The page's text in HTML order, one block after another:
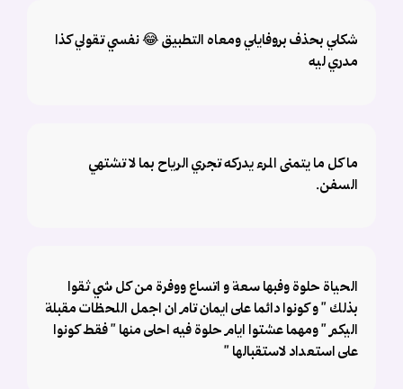
شكلي بحذف بروفايلي ومعاه التطبيق 😂 نفسي تقولي كذا
مدري ليه
ما كل ما يتمنى المرء يدركه تجري الرياح بما لا تشتهي
السفن.
الحياة حلوة وفبها سعة و اتساع ووفرة من كل شي ثقوا
بذلك " و كونوا دائما على ايمان تام ان اجمل اللحظات مقبلة
اليكم " ومهما عشتوا ايام حلوة فيه احلى منها " فقط كونوا
على استعداد لاستقبالها "